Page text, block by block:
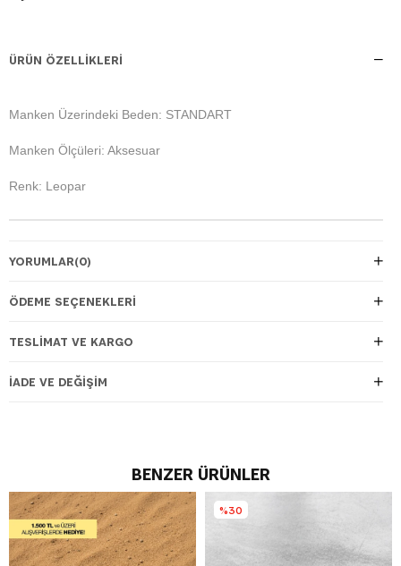
ÜRÜN ÖZELLIKLERI
Manken Üzerindeki Beden: STANDART
Manken Ölçüleri: Aksesuar
Renk: Leopar
YORUMLAR(0)
ÖDEME SEÇENEKLERI
TESLIMAT VE KARGO
İADE VE DEĞIŞIM
BENZER ÜRÜNLER
%30